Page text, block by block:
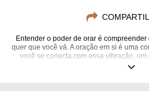
Entender o poder de orar é
quer que você vá. A oração em si é uma
você se conecta com essa vibração,
conversa se torna natural.